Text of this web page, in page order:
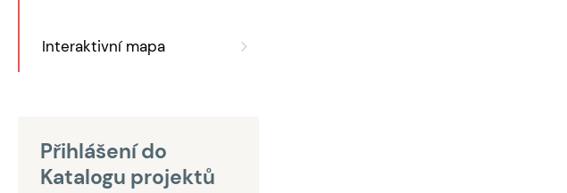
Interaktivní mapa
Přihlášení do
Katalogu projektů